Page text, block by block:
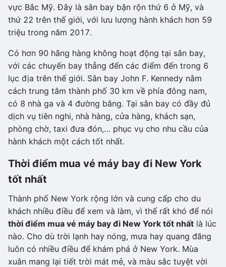
vực Bắc Mỹ. Đây là sân bay bận rộn thứ 6 ở Mỹ, và
thứ 22 trên thế giới, với lưu lượng hành khách hơn 59
triệu trong năm 2017.
Có hơn 90 hãng hàng không hoạt động tại sân bay,
với các chuyến bay thẳng đến các điểm đến trong 6
lục địa trên thế giới. Sân bay John F. Kennedy nằm
cách trung tâm thành phố 30 km về phía đông nam,
có 8 nhà ga và 4 đường băng. Tại sân bay có đầy đủ
dịch vụ tiên nghi, nhà hàng, cửa hàng, khách sạn,
phòng chờ, taxi đưa đón,… phục vụ cho nhu cầu của
hành khách một cách tốt nhất.
Thời điểm mua vé máy bay đi New York
tốt nhất
Thành phố New York rộng lớn và cung cấp cho du
khách nhiều điều để xem và làm, vì thế rất khó để nói
thời điểm mua vé máy bay đi New York tốt nhất là lúc
nào. Cho dù trời lạnh hay nóng, mưa hay quang đãng
luôn có nhiều điều để khám phá ở New York. Mùa
xuân mang lại tiết trời mát mẻ, và màu sắc tuyệt vời